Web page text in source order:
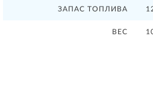
ЗАПАС ТОПЛИВА
ВЕС